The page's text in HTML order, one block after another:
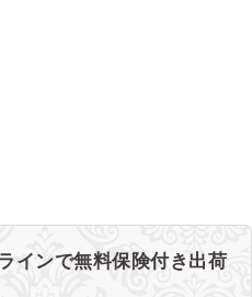
インで無料保険付き出荷